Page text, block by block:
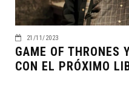
21/11/2023
GAME OF THRONES
CON EL PRÓXIMO